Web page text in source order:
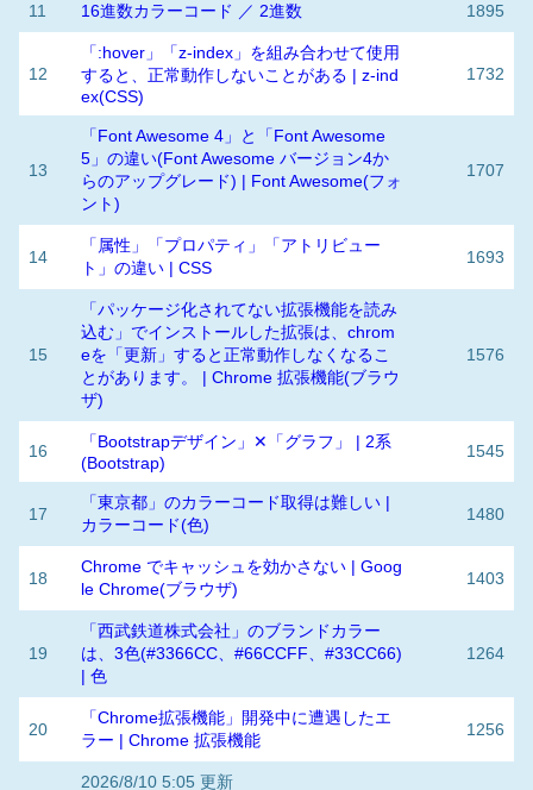
11 16進数カラーコード ／ 2進数 1895
12
「:hover」「z-index」を組み合わせて使用
すると、正常動作しないことがある | z-ind
ex(CSS)
1732
13
「Font Awesome 4」と「Font Awesome
5」の違い(Font Awesome バージョン4か
らのアップグレード) | Font Awesome(フォ
ント)
1707
14
「属性」「プロパティ」「アトリビュー
ト」の違い | CSS
1693
15
「パッケージ化されてない拡張機能を読み
込む」でインストールした拡張は、chrom
eを「更新」すると正常動作しなくなるこ
とがあります。 | Chrome 拡張機能(ブラウ
ザ)
1576
16
「Bootstrapデザイン」✕「グラフ」 | 2系
(Bootstrap)
1545
17
「東京都」のカラーコード取得は難しい |
カラーコード(色)
1480
18
Chrome でキャッシュを効かさない | Goog
le Chrome(ブラウザ)
1403
19
「西武鉄道株式会社」のブランドカラー
は、3色(#3366CC、#66CCFF、#33CC66)
| 色
1264
20
「Chrome拡張機能」開発中に遭遇したエ
ラー | Chrome 拡張機能
1256
2026/8/10 5:05 更新